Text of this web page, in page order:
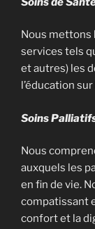
Nous mettons
services tels
et autres) les
l’éducation
Soins
Nous
auxquels les
en fin de vie.
compatissant
confort et la